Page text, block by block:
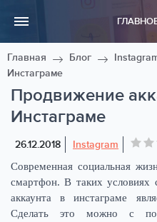
Главная Блог
Инстаграме
Продвижение
Инстаграме
26.12.2018 Instagram
Современная социальная
смартфон. В таких условиях
аккаунта в инстаграме
Сделать это можно с